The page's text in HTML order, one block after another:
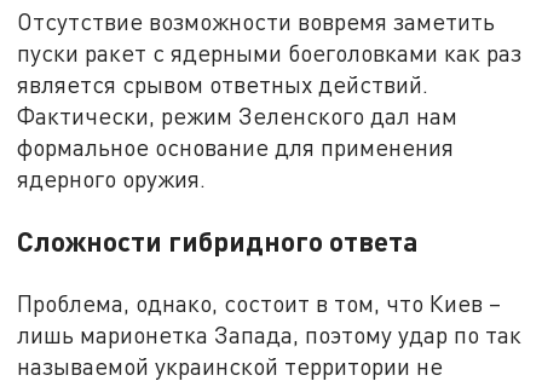
Отсутствие возможности вовремя заметить
пуски ракет с ядерными боеголовками как раз
является срывом ответных действий.
Фактически, режим Зеленского дал нам
формальное основание для применения
ядерного оружия.
Сложности гибридного ответа
Проблема, однако, состоит в том, что Киев –
лишь марионетка Запада, поэтому удар по так
называемой украинской территории не